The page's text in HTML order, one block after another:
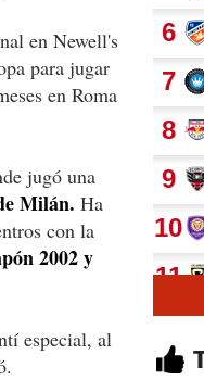
en Newell's
para jugar
en Roma
jugó una
Milán. Ha
con la
2002 y
especial, al